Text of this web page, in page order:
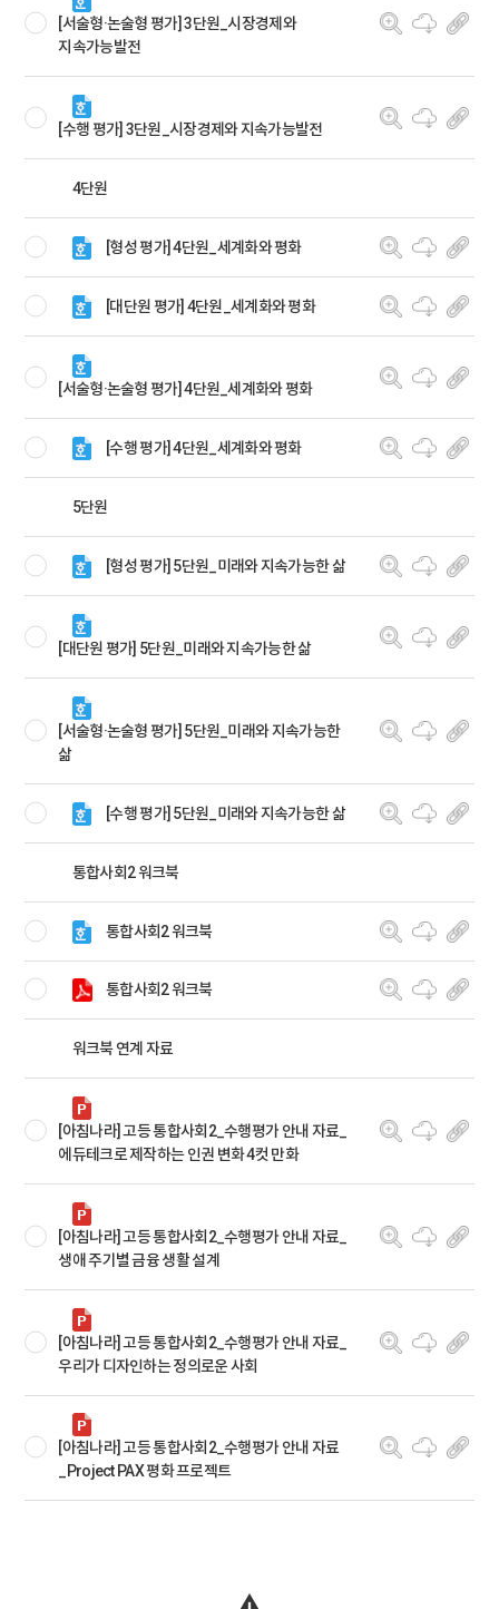
[서술형·논술형 평가] 3단원_시장경제와
지속가능발전
[수행 평가] 3단원_시장경제와 지속가능발전
4단원
[형성 평가] 4단원_세계화와 평화
[대단원 평가] 4단원_세계화와 평화
[서술형·논술형 평가] 4단원_세계화와 평화
[수행 평가] 4단원_세계화와 평화
5단원
[형성 평가] 5단원_미래와 지속가능한 삶
[대단원 평가] 5단원_미래와 지속가능한 삶
[서술형·논술형 평가] 5단원_미래와 지속가능한
삶
[수행 평가] 5단원_미래와 지속가능한 삶
통합사회2 워크북
통합사회2 워크북
통합사회2 워크북
워크북 연계 자료
[아침나라] 고등 통합사회2_수행평가 안내 자료_
에듀테크로 제작하는 인권 변화 4컷 만화
[아침나라] 고등 통합사회2_수행평가 안내 자료_
생애 주기별 금융 생활 설계
[아침나라] 고등 통합사회2_수행평가 안내 자료_
우리가 디자인하는 정의로운 사회
[아침나라] 고등 통합사회2_수행평가 안내 자료
_Project PAX 평화 프로젝트